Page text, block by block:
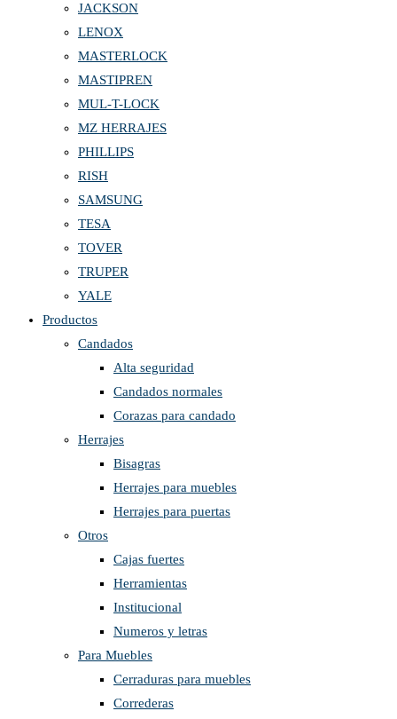
JACKSON
LENOX
MASTERLOCK
MASTIPREN
MUL-T-LOCK
MZ HERRAJES
PHILLIPS
RISH
SAMSUNG
TESA
TOVER
TRUPER
YALE
Productos
Candados
Alta seguridad
Candados normales
Corazas para candado
Herrajes
Bisagras
Herrajes para muebles
Herrajes para puertas
Otros
Cajas fuertes
Herramientas
Institucional
Numeros y letras
Para Muebles
Cerraduras para muebles
Correderas